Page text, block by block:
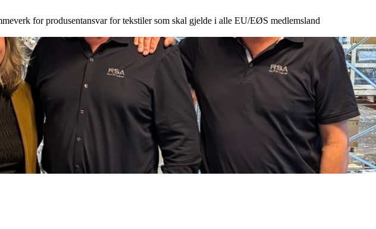
for produsentansvar for tekstiler som skal gjelde i alle EU/EØS medlemsland